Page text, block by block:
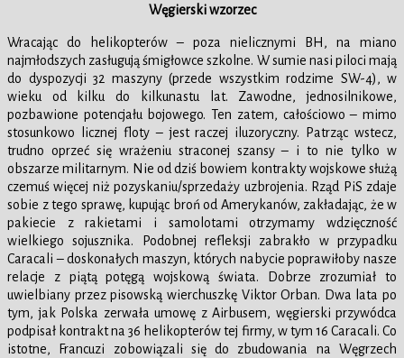
Węgierski wzorzec
Wracając do helikopterów – poza nielicznymi BH, na miano
najmłodszych zasługują śmigłowce szkolne. W sumie nasi piloci mają
do dyspozycji 32 maszyny (przede wszystkim rodzime SW-4), w
wieku od kilku do kilkunastu lat. Zawodne, jednosilnikowe,
pozbawione potencjału bojowego. Ten zatem, całościowo – mimo
stosunkowo licznej floty – jest raczej iluzoryczny. Patrząc wstecz,
trudno oprzeć się wrażeniu straconej szansy – i to nie tylko w
obszarze militarnym. Nie od dziś bowiem kontrakty wojskowe służą
czemuś więcej niż pozyskaniu/sprzedaży uzbrojenia. Rząd PiS zdaje
sobie z tego sprawę, kupując broń od Amerykanów, zakładając, że w
pakiecie z rakietami i samolotami otrzymamy wdzięczność
wielkiego sojusznika. Podobnej refleksji zabrakło w przypadku
Caracali – doskonałych maszyn, których nabycie poprawiłoby nasze
relacje z piątą potęgą wojskową świata. Dobrze zrozumiał to
uwielbiany przez pisowską wierchuszkę Viktor Orban. Dwa lata po
tym, jak Polska zerwała umowę z Airbusem, węgierski przywódca
podpisał kontrakt na 36 helikopterów tej firmy, w tym 16 Caracali. Co
istotne, Francuzi zobowiązali się do zbudowania na Węgrzech